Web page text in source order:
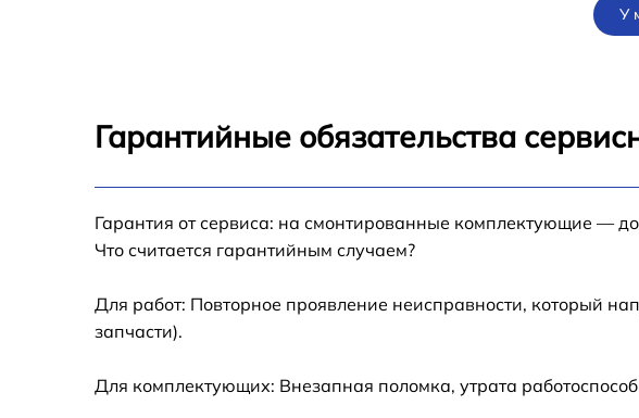
Замена электросхемы Samsung RL-36 EBSW
Устранение засора трубопровода Samsung
Ремонт датчика морозильного отделения
У
Гарантийные обязательства
Гарантия от сервиса: на смонтированные комплектующие —
Что считается гарантийным случаем?
Для работ: Повторное проявление неисправности, который
запчасти).
Для комплектующих: Внезапная поломка, утрата